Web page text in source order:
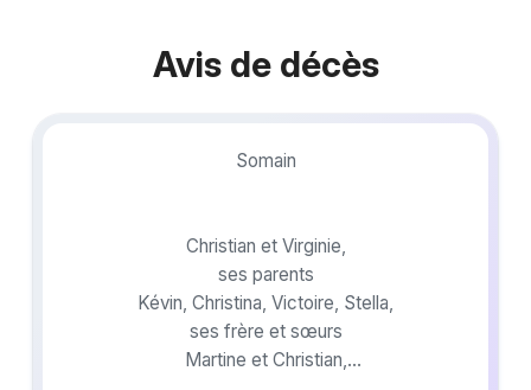
Avis de décès
Somain
Christian et Virginie,
ses parents
Kévin, Christina, Victoire, Stella,
ses frère et sœurs
Martine et Christian,